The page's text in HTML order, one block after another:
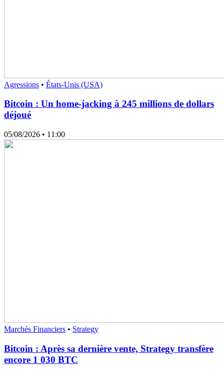
Agressions • États-Unis (USA)
Bitcoin : Un home-jacking à 245 millions de dollars
déjoué
05/08/2026 • 11:00
Marchés Financiers • Strategy
Bitcoin : Après sa dernière vente, Strategy transfère
encore 1 030 BTC